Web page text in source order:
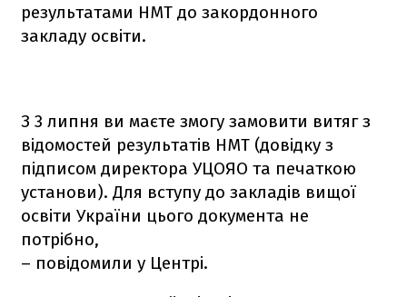
результатами НМТ до закордонного
закладу освіти.
З 3 липня ви маєте змогу замовити витяг з
відомостей результатів НМТ (довідку з
підписом директора УЦОЯО та печаткою
установи). Для вступу до закладів вищої
освіти України цього документа не
потрібно,
– повідомили у Центрі.